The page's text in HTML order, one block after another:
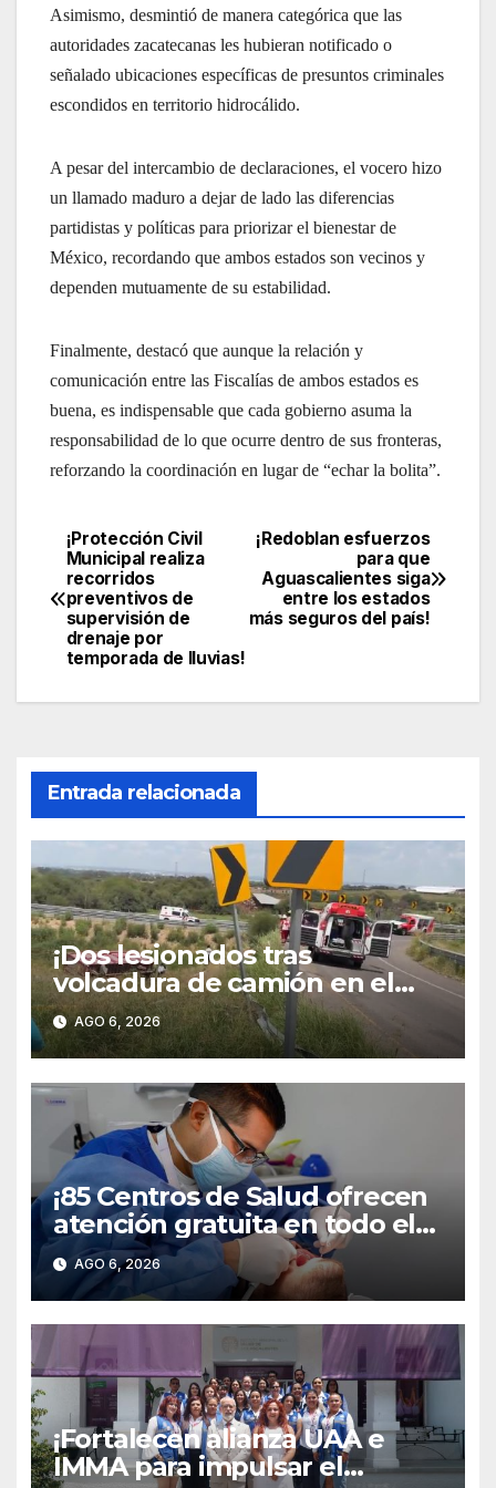
Asimismo, desmintió de manera categórica que las
autoridades zacatecanas les hubieran notificado o
señalado ubicaciones específicas de presuntos criminales
escondidos en territorio hidrocálido.
A pesar del intercambio de declaraciones, el vocero hizo
un llamado maduro a dejar de lado las diferencias
partidistas y políticas para priorizar el bienestar de
México, recordando que ambos estados son vecinos y
dependen mutuamente de su estabilidad.
Finalmente, destacó que aunque la relación y
comunicación entre las Fiscalías de ambos estados es
buena, es indispensable que cada gobierno asuma la
responsabilidad de lo que ocurre dentro de sus fronteras,
reforzando la coordinación en lugar de “echar la bolita”.
Navegación
de
entradas
¡Redoblan esfuerzos
para que
Aguascalientes siga
entre los estados
más seguros del país!
¡Protección Civil
Municipal realiza
recorridos
preventivos de
supervisión de
drenaje por
temporada de lluvias!
Entrada relacionada
¡Dos lesionados tras
volcadura de camión en el
libramiento carretero
poniente!
AGO 6, 2026
¡85 Centros de Salud ofrecen
atención gratuita en todo el
territorio estatal!
AGO 6, 2026
¡Fortalecen alianza UAA e
IMMA para impulsar el